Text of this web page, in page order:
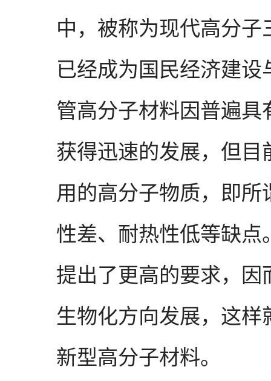
中，被称为现代高分
已经成为国民经济建
管高分子材料因普遍
获得迅速的发展，但
用的高分子物质，即
性差、耐热性低等缺
提出了更高的要求，
生物化方向发展，这
新型高分子材料。